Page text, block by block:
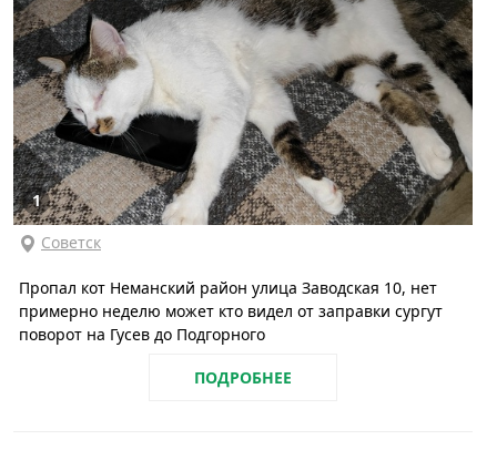
1
Советск
Пропал кот Неманский район улица Заводская 10, нет
примерно неделю может кто видел от заправки сургут
поворот на Гусев до Подгорного
ПОДРОБНЕЕ